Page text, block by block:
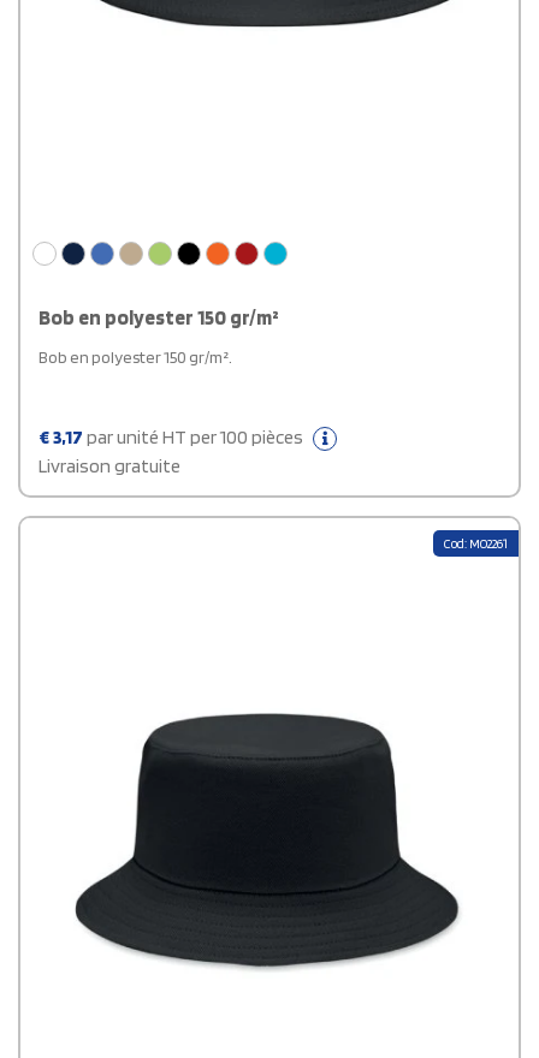
Bob en polyester 150 gr/m²
Bob en polyester 150 gr/m².
€3,17 par unité HT per 100 pièces
Livraison gratuite
Cod: MO2261